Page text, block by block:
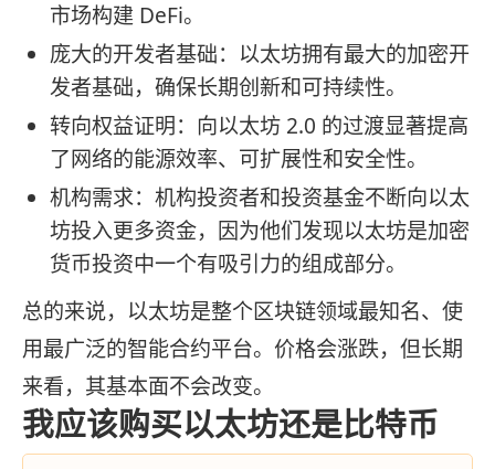
市场构建 DeFi。
庞大的开发者基础：以太坊拥有最大的加密开
发者基础，确保长期创新和可持续性。
转向权益证明：向以太坊 2.0 的过渡显著提高
了网络的能源效率、可扩展性和安全性。
机构需求：机构投资者和投资基金不断向以太
坊投入更多资金，因为他们发现以太坊是加密
货币投资中一个有吸引力的组成部分。
总的来说，以太坊是整个区块链领域最知名、使
用最广泛的智能合约平台。价格会涨跌，但长期
来看，其基本面不会改变。
我应该购买以太坊还是比特币